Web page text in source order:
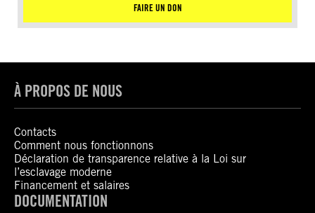
FAIRE UN DON
À PROPOS DE NOUS
Contacts
Comment nous fonctionnons
Déclaration de transparence relative à la Loi sur
l’esclavage moderne
Financement et salaires
DOCUMENTATION